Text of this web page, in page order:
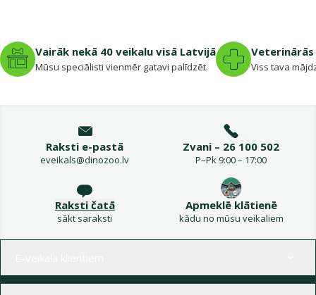
Vairāk nekā 40 veikalu visā Latvijā
Mūsu speciālisti vienmēr gatavi palīdzēt. Viss tava
Raksti e-pastā
eveikals@dinozoo.lv
Zvani – 26 100 502
P–Pk 9:00 – 17:00
Raksti čatā
sākt saraksti
Apmeklē klātienē
kādu no mūsu veikaliem